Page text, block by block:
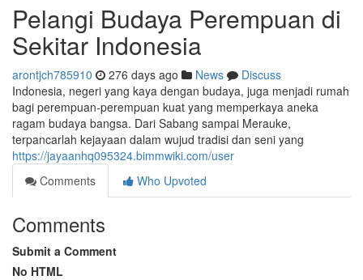
Pelangi Budaya Perempuan di
Sekitar Indonesia
arontjch785910 276 days ago News
Discuss
Indonesia, negeri yang kaya dengan budaya, juga menjadi rumah
bagi perempuan-perempuan kuat yang memperkaya aneka
ragam budaya bangsa. Dari Sabang sampai Merauke,
terpancarlah kejayaan dalam wujud tradisi dan seni yang
https://jayaanhq095324.bimmwiki.com/user
Comments
Who Upvoted
Comments
Submit a Comment
No HTML